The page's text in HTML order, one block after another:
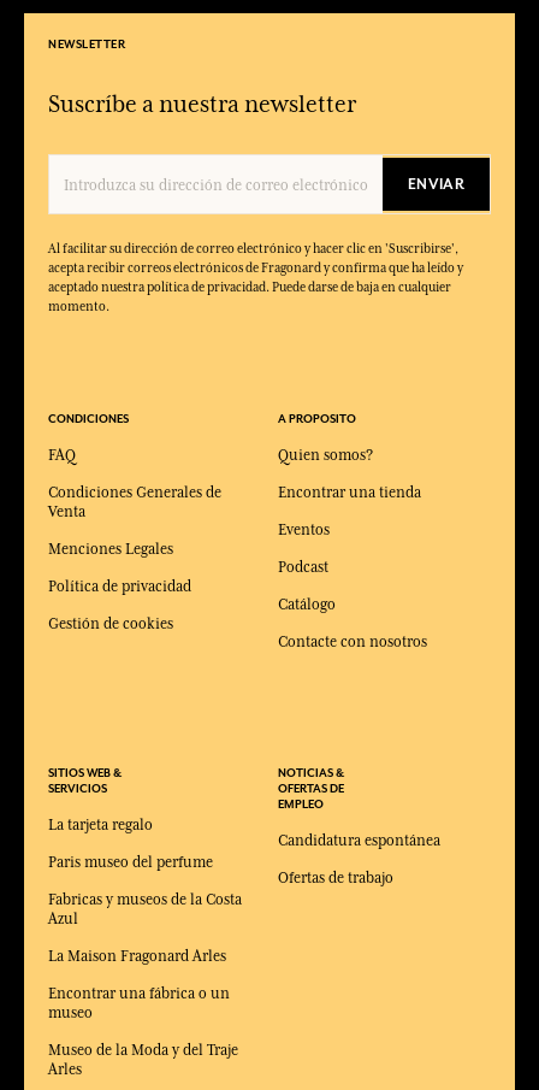
NEWSLETTER
Suscríbe a nuestra newsletter
ENVIAR
Al facilitar su dirección de correo electrónico y hacer clic en 'Suscribirse',
acepta recibir correos electrónicos de Fragonard y confirma que ha leído y
aceptado nuestra política de privacidad. Puede darse de baja en cualquier
momento.
CONDICIONES
FAQ
Condiciones Generales de
Venta
Menciones Legales
Política de privacidad
Gestión de cookies
SITIOS WEB &
SERVICIOS
La tarjeta regalo
Paris museo del perfume
Fabricas y museos de la Costa
Azul
La Maison Fragonard Arles
Encontrar una fábrica o un
museo
Museo de la Moda y del Traje
Arles
A PROPOSITO
Quien somos?
Encontrar una tienda
Eventos
Podcast
Catálogo
Contacte con nosotros
NOTICIAS &
OFERTAS DE
EMPLEO
Candidatura espontánea
Ofertas de trabajo